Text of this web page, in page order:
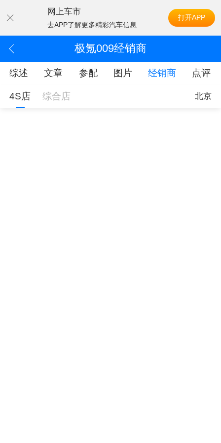
网上车市
去APP了解更多精彩汽车信息
打开APP
极氪009经销商
综述 文章 参配 图片 经销商 点评
4S店 综合店 北京